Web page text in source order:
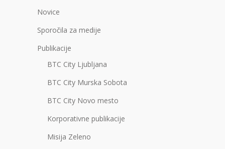
Novice
Sporočila za medije
Publikacije
BTC City Ljubljana
BTC City Murska Sobota
BTC City Novo mesto
Korporativne publikacije
Misija Zeleno